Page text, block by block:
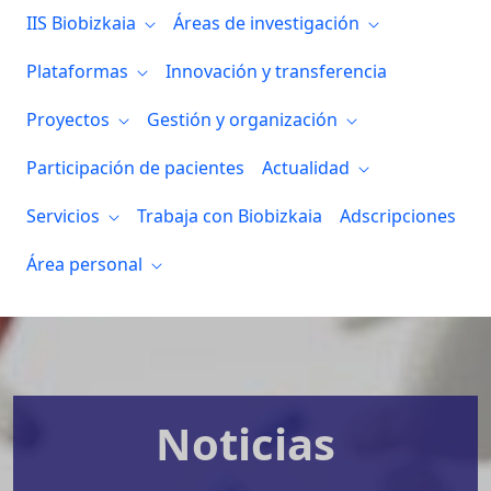
IIS Biobizkaia
Áreas de investigación
Plataformas
Innovación y transferencia
Proyectos
Gestión y organización
Participación de pacientes
Actualidad
Servicios
Trabaja con Biobizkaia
Adscripciones
Área personal
Noticias